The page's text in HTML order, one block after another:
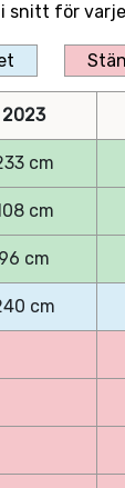
för
2023
cm
cm
96 cm
cm